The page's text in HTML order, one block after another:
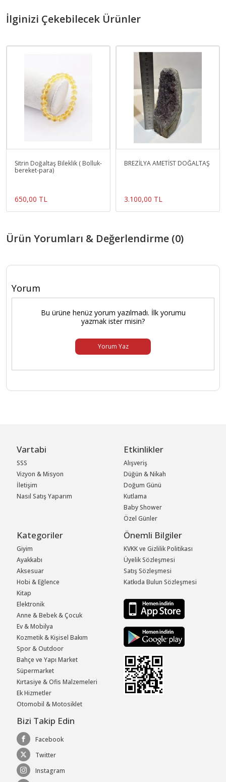
İlginizi Çekebilecek Ürünler
Sitrin Doğaltaş Bileklik ( Bolluk-
bereket-para)
650,00 TL
BREZİLYA AMETİST DOĞALTAŞ
3.100,00 TL
Ürün Yorumları & Değerlendirme (0)
Yorum
Bu ürüne henüz yorum yazılmadı. İlk yorumu
yazmak ister misin?
Yorum Yaz
Vartabi
SSS
Vizyon & Misyon
İletişim
Nasıl Satış Yaparım
Etkinlikler
Alışveriş
Düğün & Nikah
Doğum Günü
Kutlama
Baby Shower
Özel Günler
Kategoriler
Giyim
Ayakkabı
Aksesuar
Hobi & Eğlence
Kitap
Elektronik
Anne & Bebek & Çocuk
Ev & Mobilya
Kozmetik & Kişisel Bakım
Spor & Outdoor
Bahçe ve Yapı Market
Süpermarket
Kırtasiye & Ofis Malzemeleri
Ek Hizmetler
Otomobil & Motosiklet
Önemli Bilgiler
KVKK ve Gizlilik Politikası
Üyelik Sözleşmesi
Satış Sözleşmesi
Katkıda Bulun Sözleşmesi
Bizi Takip Edin
Facebook
Twitter
Instagram